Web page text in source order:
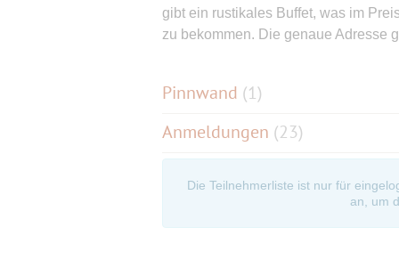
gibt ein rustikales Buffet, was im
zu bekommen. Die genaue Adresse
Pinnwand (1)
Anmeldungen (23)
Die Teilnehmerliste ist nur für
an, um